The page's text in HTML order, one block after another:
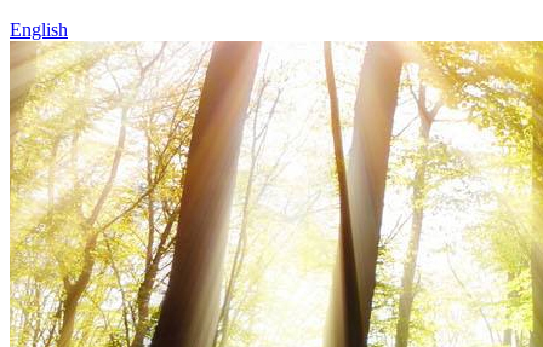
English